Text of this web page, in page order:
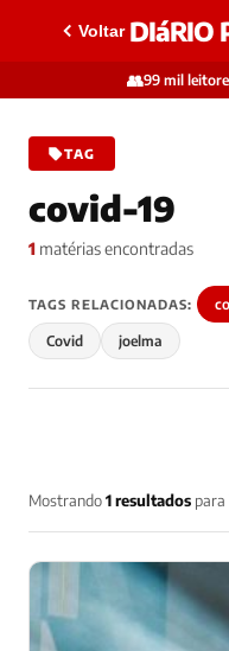
Voltar DIáRIO
👥99 mil
TAG
covid-19
1 matérias encontradas
TAGS RELACIONADAS:
Covid joelma
Mostrando1 resultados para